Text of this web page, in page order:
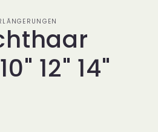
12" 14"